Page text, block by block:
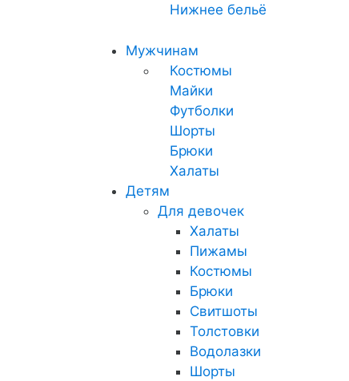
Нижнее бельё
Мужчинам
Костюмы
Майки
Футболки
Шорты
Брюки
Халаты
Детям
Для девочек
Халаты
Пижамы
Костюмы
Брюки
Свитшоты
Толстовки
Водолазки
Шорты